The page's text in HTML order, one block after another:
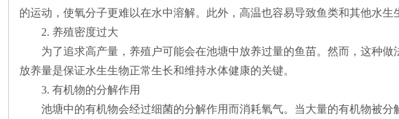
的运动，使氧分子更难以在水中溶解。此外，高温也容易导致鱼类和其他水生
2. 养殖密度过大
为了追求高产量，养殖户可能会在池塘中放养过量的鱼苗。然而，这种
放养量是保证水生生物正常生长和维持水体健康的关键。
3. 有机物的分解作用
池塘中的有机物会经过细菌的分解作用而消耗氧气。当大量的有机物被